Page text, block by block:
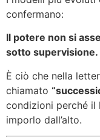
confermano:
Il potere non si
sotto supervisione.
È ciò che nella
chiamato
condizioni perché il
imporlo dall’alto.